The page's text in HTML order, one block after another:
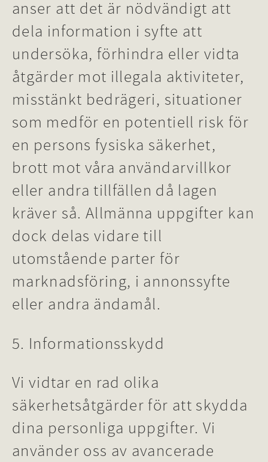
anser att det är nödvändigt att
dela information i syfte att
undersöka, förhindra eller vidta
åtgärder mot illegala aktiviteter,
misstänkt bedrägeri, situationer
som medför en potentiell risk för
en persons fysiska säkerhet,
brott mot våra användarvillkor
eller andra tillfällen då lagen
kräver så. Allmänna uppgifter kan
dock delas vidare till
utomstående parter för
marknadsföring, i annonssyfte
eller andra ändamål.
5. Informationsskydd
Vi vidtar en rad olika
säkerhetsåtgärder för att skydda
dina personliga uppgifter. Vi
använder oss av avancerade